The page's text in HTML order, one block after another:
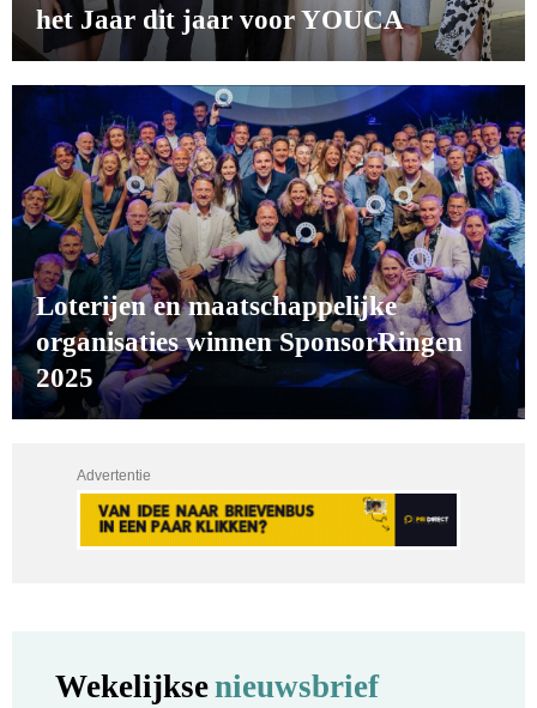
het Jaar dit jaar voor YOUCA
Loterijen en maatschappelijke
organisaties winnen SponsorRingen
2025
Advertentie
Wekelijksenieuwsbrief